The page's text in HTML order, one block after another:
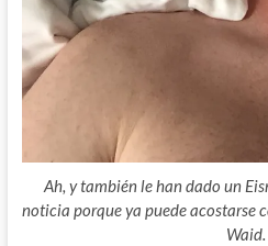
Ah, y también le han dado un
noticia porque ya puede acostarse
Waid.